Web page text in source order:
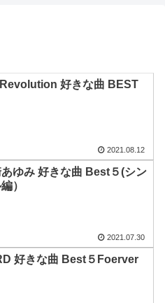
好きな曲 BEST
2021.08.12
ゆみ 好きな曲 Best５(シン
）
2021.07.30
好きな曲 Best５Foerver